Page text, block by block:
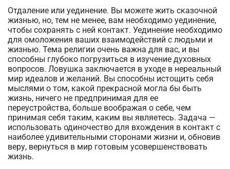
Отдаление или уединение. Вы можете жить сказочной
жизнью, но, тем не менее, вам необходимо уединение,
чтобы сохранять с ней контакт. Уединение необходимо
для омоложения ваших взаимодействий с людьми и
жизнью. Тема религии очень важна для вас, и вы
способны глубоко погрузиться в изучение духовных
вопросов. Ловушка заключается в уходе в нереальный
мир идеалов и желаний. Вы способны истощить себя
мыслями о том, какой прекрасной могла бы быть
жизнь, ничего не предпринимая для ее
переустройства, больше воображая о себе, чем
принимая себя таким, каким вы являетесь. Задача —
использовать одиночество для вхождения в контакт с
наиболее удивительными сторонами жизни и, обновив
веру, вернуться в мир готовым усовершенствовать
жизнь.